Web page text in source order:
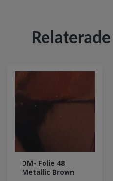
DM- Folie 48
Metallic Brown